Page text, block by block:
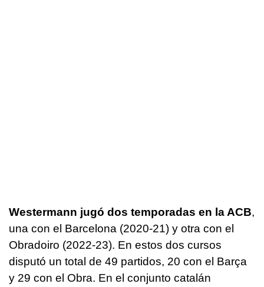
Westermann jugó dos temporadas en la ACB,
una con el Barcelona (2020-21) y otra con el
Obradoiro (2022-23). En estos dos cursos
disputó un total de 49 partidos, 20 con el Barça
y 29 con el Obra. En el conjunto catalán